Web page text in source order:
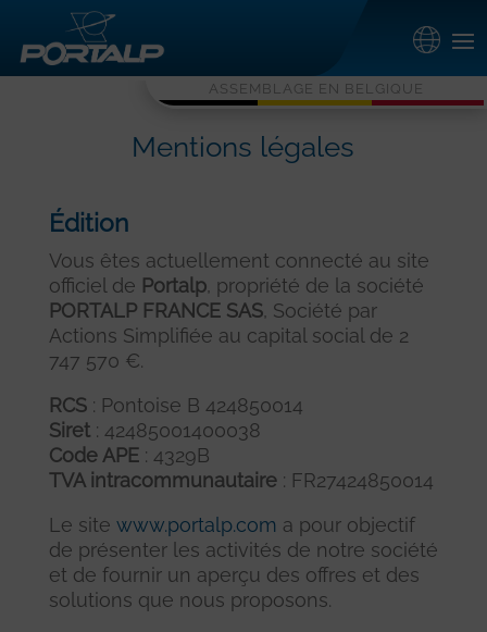
ASSEMBLAGE EN BELGIQUE
Mentions légales
Édition
Vous êtes actuellement connecté au site
officiel de Portalp, propriété de la société
PORTALP FRANCE SAS, Société par
Actions Simplifiée au capital social de 2
747 570 €.
RCS: Pontoise B 424850014
Siret: 42485001400038
Code APE: 4329B
TVA intracommunautaire: FR27424850014
Le site www.portalp.com a pour objectif
de présenter les activités de notre société
et de fournir un aperçu des offres et des
solutions que nous proposons.